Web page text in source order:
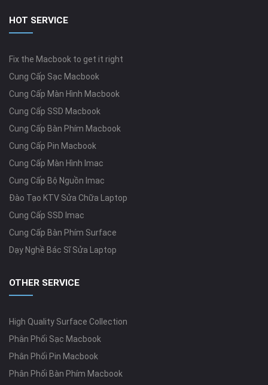
HOT SERVICE
Fix the Macbook to get it right
Cung Cấp Sạc Macbook
Cung Cấp Màn Hình Macbook
Cung Cấp SSD Macbook
Cung Cấp Bàn Phím Macbook
Cung Cấp Pin Macbook
Cung Cấp Màn Hình Imac
Cung Cấp Bộ Nguồn Imac
Đào Tạo KTV Sửa Chữa Laptop
Cung Cấp SSD Imac
Cung Cấp Bàn Phím Surface
Dạy Nghề Bác Sĩ Sửa Laptop
OTHER SERVICE
High Quality Surface Collection
Phân Phối Sạc Macbook
Phân Phối Pin Macbook
Phân Phối Bàn Phím Macbook